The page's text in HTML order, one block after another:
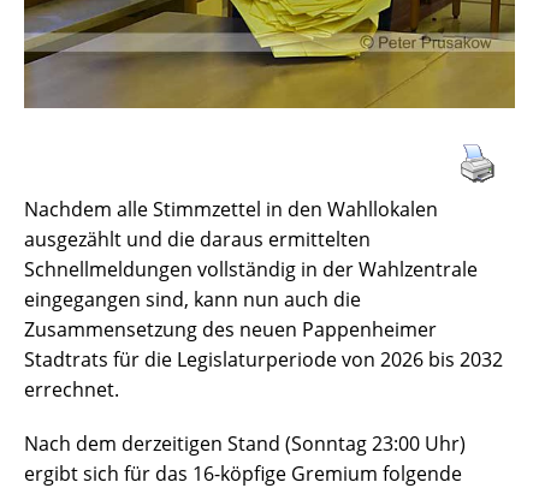
Nachdem alle Stimmzettel in den Wahllokalen
ausgezählt und die daraus ermittelten
Schnellmeldungen vollständig in der Wahlzentrale
eingegangen sind, kann nun auch die
Zusammensetzung des neuen Pappenheimer
Stadtrats für die Legislaturperiode von 2026 bis 2032
errechnet.
Nach dem derzeitigen Stand (Sonntag 23:00 Uhr)
ergibt sich für das 16-köpfige Gremium folgende